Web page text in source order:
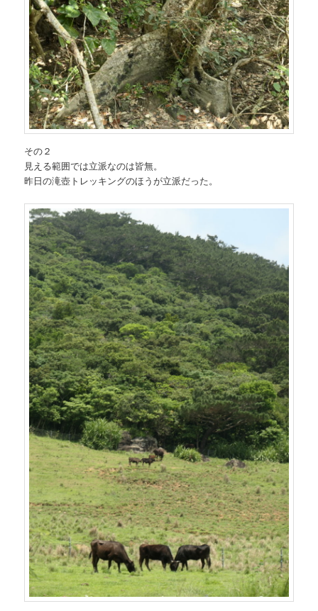
その２
見える範囲では立派なのは皆無。
昨日の滝壺トレッキングのほうが立派だった。